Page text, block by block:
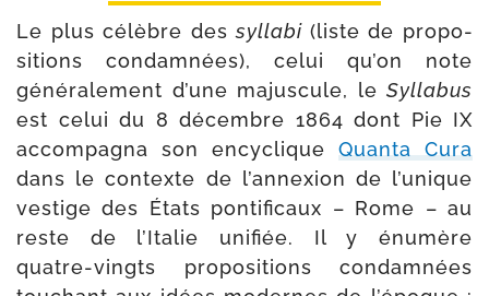
Le plus célèbre dessyl­la­bi (liste de pro­po­
si­tions condam­nées), celui qu’on note
géné­ra­le­ment d’une majus­cule, le Syllabus
est celui du 8 décembre 1864 dont Pie IX
accom­pa­gna son ency­clique Quanta Cura
dans le contexte de l’an­nexion de l’u­nique
ves­tige des États pon­ti­fi­caux – Rome – au
reste de l’Italie uni­fiée. Il y énu­mère
quatre-​vingts pro­po­si­tions condam­nées